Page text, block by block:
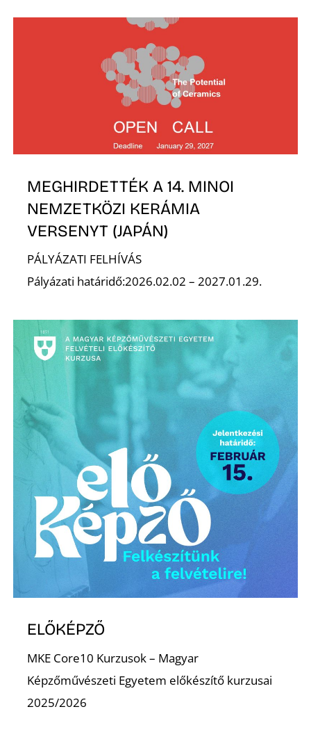
MEGHIRDETTÉK A 14. MINOI
NEMZETKÖZI KERÁMIA
VERSENYT (JAPÁN)
PÁLYÁZATI FELHÍVÁS
Pályázati határidő:2026.02.02 – 2027.01.29.
ELŐKÉPZŐ
MKE Core10 Kurzusok – Magyar
Képzőművészeti Egyetem előkészítő kurzusai
2025/2026